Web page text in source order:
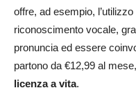
offre, ad esempio,
riconoscimento vocale,
pronuncia ed essere
partono da €12,99 al
licenza a vita.